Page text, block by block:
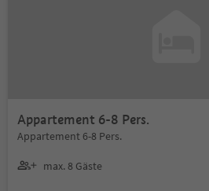
Appartement 6-8 Pers.
Appartement 6-8 Pers.
max. 8 Gäste